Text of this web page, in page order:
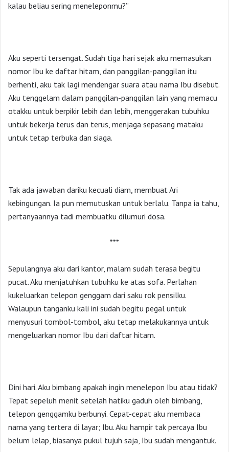
kalau beliau sering meneleponmu?”
Aku seperti tersengat. Sudah tiga hari sejak aku memasukan
nomor Ibu ke daftar hitam, dan panggilan-panggilan itu
berhenti, aku tak lagi mendengar suara atau nama Ibu disebut.
Aku tenggelam dalam panggilan-panggilan lain yang memacu
otakku untuk berpikir lebih dan lebih, menggerakan tubuhku
untuk bekerja terus dan terus, menjaga sepasang mataku
untuk tetap terbuka dan siaga.
Tak ada jawaban dariku kecuali diam, membuat Ari
kebingungan. Ia pun memutuskan untuk berlalu. Tanpa ia tahu,
pertanyaannya tadi membuatku dilumuri dosa.
***
Sepulangnya aku dari kantor, malam sudah terasa begitu
pucat. Aku menjatuhkan tubuhku ke atas sofa. Perlahan
kukeluarkan telepon genggam dari saku rok pensilku.
Walaupun tanganku kali ini sudah begitu pegal untuk
menyusuri tombol-tombol, aku tetap melakukannya untuk
mengeluarkan nomor Ibu dari daftar hitam.
Dini hari. Aku bimbang apakah ingin menelepon Ibu atau tidak?
Tepat sepeluh menit setelah hatiku gaduh oleh bimbang,
telepon genggamku berbunyi. Cepat-cepat aku membaca
nama yang tertera di layar; Ibu. Aku hampir tak percaya Ibu
belum lelap, biasanya pukul tujuh saja, Ibu sudah mengantuk.